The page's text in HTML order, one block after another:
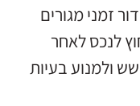
זמני מגורים
לנכס לאחר
ולמנוע בעיות